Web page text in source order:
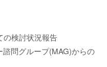
の検討状況報告
問グループ(MAG)からの